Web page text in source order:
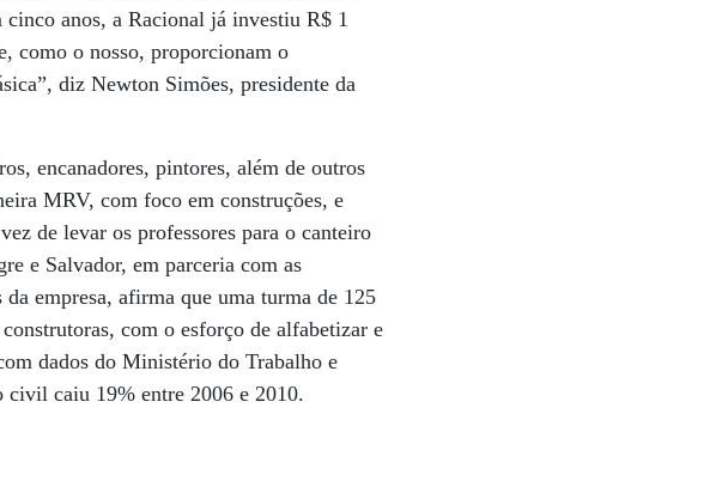
cinco anos, a Racional já investiu R$ 1
como o nosso, proporcionam o
diz Newton Simões, presidente da
encanadores, pintores, além de outros
MRV, com foco em construções, e
de levar os professores para o canteiro
e Salvador, em parceria com as
empresa, afirma que uma turma de 125
com o esforço de alfabetizar e
dados do Ministério do Trabalho e
civil caiu 19% entre 2006 e 2010.